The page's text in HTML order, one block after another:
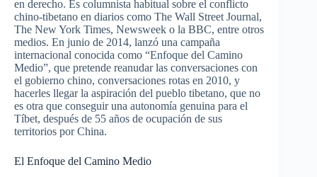
en derecho. Es columnista habitual sobre el conflicto
chino-tibetano en diarios como The Wall Street Journal,
The New York Times, Newsweek o la BBC, entre otros
medios. En junio de 2014, lanzó una campaña
internacional conocida como “Enfoque del Camino
Medio”, que pretende reanudar las conversaciones con
el gobierno chino, conversaciones rotas en 2010, y
hacerles llegar la aspiración del pueblo tibetano, que no
es otra que conseguir una autonomía genuina para el
Tíbet, después de 55 años de ocupación de sus
territorios por China.
El Enfoque del Camino Medio